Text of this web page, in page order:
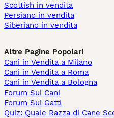
Scottish in vendita
Persiano in vendita
Siberiano in vendita
Altre Pagine Popolari
Cani in Vendita a Milano
Cani in Vendita a Roma
Cani in Vendita a Bologna
Forum Sui Cani
Forum Sui Gatti
Quiz: Quale Razza di Cane